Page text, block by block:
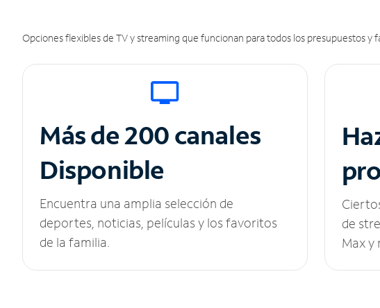
Opciones flexibles de TV y streaming que funcionan para todos los presupuestos y
Más de 200 canales
Disponible
Encuentra una amplia selección de
deportes, noticias, películas y los favoritos
de la familia.
de
Max y